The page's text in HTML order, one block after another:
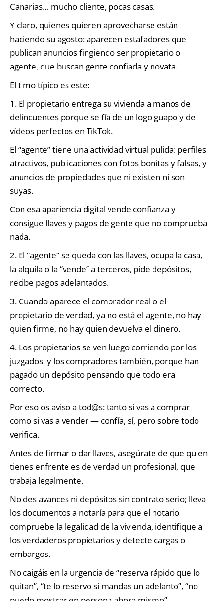
Canarias… mucho cliente, pocas casas.
Y claro, quienes quieren aprovecharse están
haciendo su agosto: aparecen estafadores que
publican anuncios fingiendo ser propietario o
agente, que buscan gente confiada y novata.
El timo típico es este:
1. El propietario entrega su vivienda a manos de
delincuentes porque se fía de un logo guapo y de
vídeos perfectos en TikTok.
El “agente” tiene una actividad virtual pulida: perfiles
atractivos, publicaciones con fotos bonitas y falsas, y
anuncios de propiedades que ni existen ni son
suyas.
Con esa apariencia digital vende confianza y
consigue llaves y pagos de gente que no comprueba
nada.
2. El “agente” se queda con las llaves, ocupa la casa,
la alquila o la “vende” a terceros, pide depósitos,
recibe pagos adelantados.
3. Cuando aparece el comprador real o el
propietario de verdad, ya no está el agente, no hay
quien firme, no hay quien devuelva el dinero.
4. Los propietarios se ven luego corriendo por los
juzgados, y los compradores también, porque han
pagado un depósito pensando que todo era
correcto.
Por eso os aviso a tod@s: tanto si vas a comprar
como si vas a vender — confía, sí, pero sobre todo
verifica.
Antes de firmar o dar llaves, asegúrate de que quien
tienes enfrente es de verdad un profesional, que
trabaja legalmente.
No des avances ni depósitos sin contrato serio; lleva
los documentos a notaría para que el notario
compruebe la legalidad de la vivienda, identifique a
los verdaderos propietarios y detecte cargas o
embargos.
No caigáis en la urgencia de “reserva rápido que lo
quitan”, “te lo reservo si mandas un adelanto”, “no